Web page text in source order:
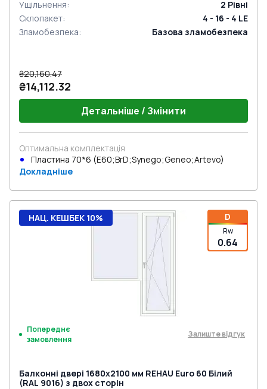
Ущільнення: 2 Рівні
Склопакет:
4 - 16 - 4 LE
Зламобезпека: Базова зламобезпека
₴20,160.47
₴14,112.32
Детальніше / Змінити
Оптимальна комплектація
Пластина 70*6 (E60;BrD;Synego;Geneo;Artevo)
Докладніше
D
Rw
0.64
НАЦ. КЕШБЕК 10%
Попереднє
замовлення
Залиште відгук
Балконні двері 1680x2100 мм REHAU Euro 60 Білий
(RAL 9016) з двох сторін